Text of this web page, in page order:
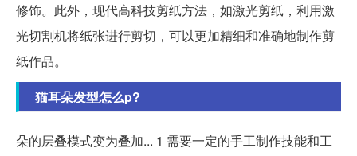
修饰。此外，现代高科技剪纸方法，如激光剪纸，利用激
光切割机将纸张进行剪切，可以更加精细和准确地制作剪
纸作品。
猫耳朵发型怎么p?
朵的层叠模式变为叠加... 1 需要一定的手工制作技能和工